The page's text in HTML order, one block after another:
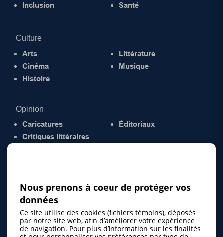
Inclusion
Santé
Culture
Arts
Cinéma
Histoire
Littérature
Musique
Opinion
Caricatures
Critiques littéraires
Éditoriaux
Nous prenons à coeur de protéger vos
données
Ce site utilise des cookies (fichiers témoins), déposés
par notre site web, afin d’améliorer votre expérience
de navigation. Pour plus d’information sur les finalités